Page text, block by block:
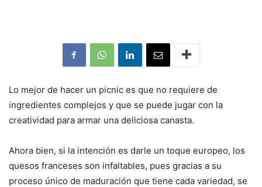
Lo mejor de hacer un picnic es que no requiere de
ingredientes complejos y que se puede jugar con la
creatividad para armar una deliciosa canasta.
Ahora bien, si la intención es darle un toque europeo, los
quesos franceses son infaltables, pues gracias a su
proceso único de maduración que tiene cada variedad, se